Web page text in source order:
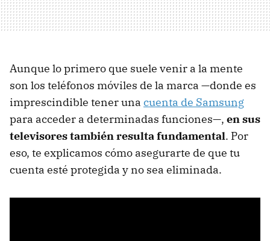
Aunque lo primero que suele venir a la mente
son los teléfonos móviles de la marca —donde es
imprescindible tener una cuenta de Samsung
para acceder a determinadas funciones—, en sus
televisores también resulta fundamental. Por
eso, te explicamos cómo asegurarte de que tu
cuenta esté protegida y no sea eliminada.